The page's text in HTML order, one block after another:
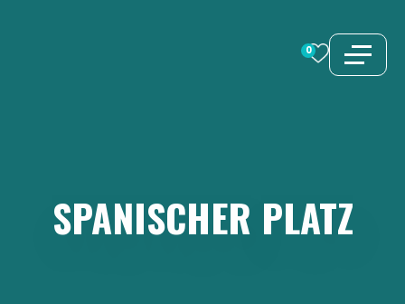
0
SPANISCHER PLATZ